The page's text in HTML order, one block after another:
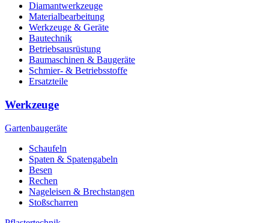
Diamantwerkzeuge
Materialbearbeitung
Werkzeuge & Geräte
Bautechnik
Betriebsausrüstung
Baumaschinen & Baugeräte
Schmier- & Betriebsstoffe
Ersatzteile
Werkzeuge
Gartenbaugeräte
Schaufeln
Spaten & Spatengabeln
Besen
Rechen
Nageleisen & Brechstangen
Stoßscharren